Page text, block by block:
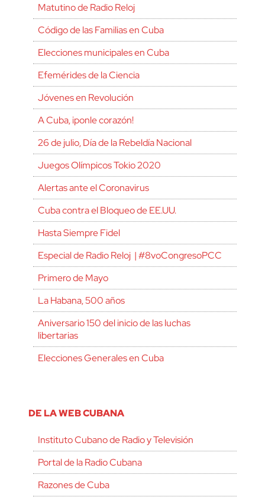
Matutino de Radio Reloj
Código de las Familias en Cuba
Elecciones municipales en Cuba
Efemérides de la Ciencia
Jóvenes en Revolución
A Cuba, ¡ponle corazón!
26 de julio, Día de la Rebeldía Nacional
Juegos Olímpicos Tokio 2020
Alertas ante el Coronavirus
Cuba contra el Bloqueo de EE.UU.
Hasta Siempre Fidel
Especial de Radio Reloj | #8voCongresoPCC
Primero de Mayo
La Habana, 500 años
Aniversario 150 del inicio de las luchas
libertarias
Elecciones Generales en Cuba
DE LA WEB CUBANA
Instituto Cubano de Radio y Televisión
Portal de la Radio Cubana
Razones de Cuba